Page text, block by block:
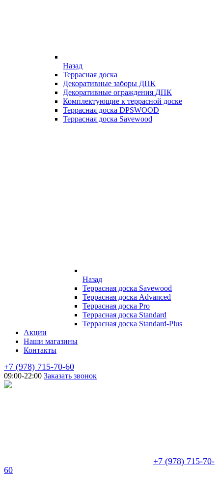
Назад
Террасная доска
Декоративные заборы ДПК
Декоративные ограждения ДПК
Комплектующие к террасной доске
Террасная доска DPSWOOD
Террасная доска Savewood
Назад
Террасная доска Savewood
Террасная доска Advanced
Террасная доска Pro
Террасная доска Standard
Террасная доска Standard-Plus
Акции
Наши магазины
Контакты
+7 (978) 715-70-60
09:00-22:00 Заказать звонок
+7 (978) 715-70-
60